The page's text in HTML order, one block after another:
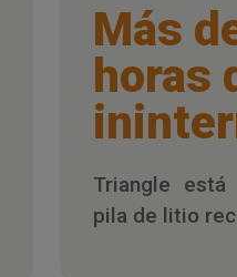
Más
horas
Triangle está
pila de litio